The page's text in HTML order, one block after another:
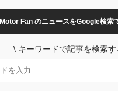
Motor Fan のニュースをGoogle検索
\ キーワードで記事を検索す